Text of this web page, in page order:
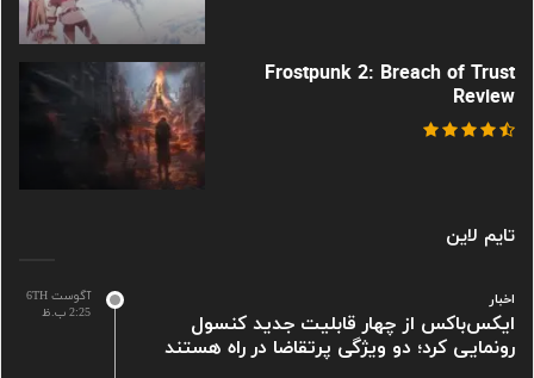
Frostpunk 2: Breach of Trust
Review
تایم لاین
آگوست 6TH
2:25 ب.ظ
اخبار
ایکس‌باکس از چهار قابلیت جدید کنسول
رونمایی کرد؛ دو ویژگی پرتقاضا در راه هستند